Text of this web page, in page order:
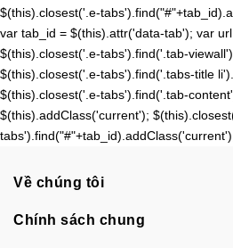
$(this).closest('.e-
var tab_id = $(this).attr('data-tab'); var
$(this).closest('.e-tabs').find('.tab-
$(this).closest('.e-tabs').find('.tabs-title
$(this).closest('.e-tabs').find('.tab-
$(this).addClass('current');
Về chúng tôi
Chính sách chung